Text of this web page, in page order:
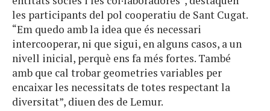
les participants del pol cooperatiu de Sant Cugat.
“Em quedo amb la idea que és necessari
intercooperar, ni que sigui, en alguns casos, a un
nivell inicial, perquè ens fa més fortes. També
amb que cal trobar geometries variables per
encaixar les necessitats de totes respectant la
diversitat”, diuen des de Lemur.